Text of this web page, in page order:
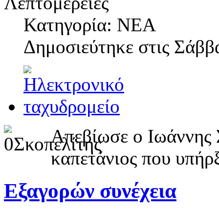
Κατηγορία: ΝΕΑ
Δημοσιεύτηκε στις
Απεβίωσε ο Ιωάννης
καπετάνιος που
Εξαγορών συνέχεια